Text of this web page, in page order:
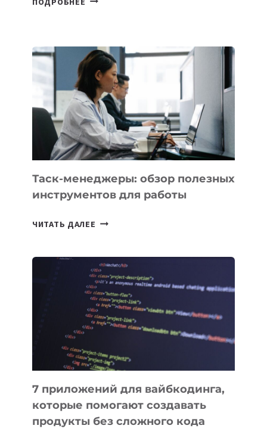
НОВЫЕ
ПРЕДМЕТЫ
ПО
ИСКУССТВЕННОМУ
ИНТЕЛЛЕКТУ
Таск-менеджеры: обзор полезных
инструментов для работы
ЧИТАТЬ ДАЛЕЕ ТАСК-
ПОЛЕЗНЫХ
ИНСТРУМЕНТОВ
ДЛЯ
РАБОТЫ
7 приложений для вайбкодинга,
которые помогают создавать
продукты без сложного кода